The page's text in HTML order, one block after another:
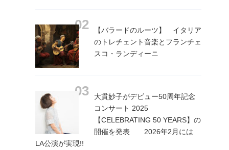
【バラードのルーツ】 イタリア
のトレチェント音楽とフランチェ
スコ・ランディーニ
大貫妙子がデビュー50周年記念
コンサート 2025
【CELEBRATING 50 YEARS】の
開催を発表 2026年2月には
LA公演が実現!!